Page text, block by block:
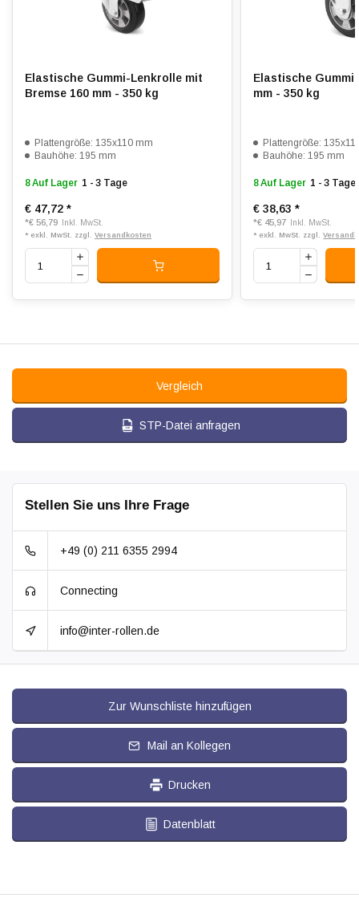
Dämpfung: 5
Passend für: Glatte bis unebene Böden
Elastische Gummi-Lenkrolle mit
Bremse 160 mm - 350 kg
Plattengröße: 135x110 mm
Bauhöhe: 195 mm
8 Auf Lager 1 - 3 Tage
€ 47,72 *
*€ 56,79 Inkl. MwSt.
* exkl. MwSt. zzgl. Versandkosten
Elastische
mm - 350 kg
Plattengröße:
Bauhöhe: 195 mm
8 Auf Lager 1 - 3 Tage
€ 38,63*
*€ 45,97 Inkl. MwSt.
* exkl. MwSt. zzgl.
Vergleich
STP-Datei anfragen
Stellen Sie uns Ihre Frage
+49 (0) 211 6355 2994
Connecting
info@inter-rollen.de
Zur Wunschliste hinzufügen
Mail an Kollegen
Drucken
Datenblatt